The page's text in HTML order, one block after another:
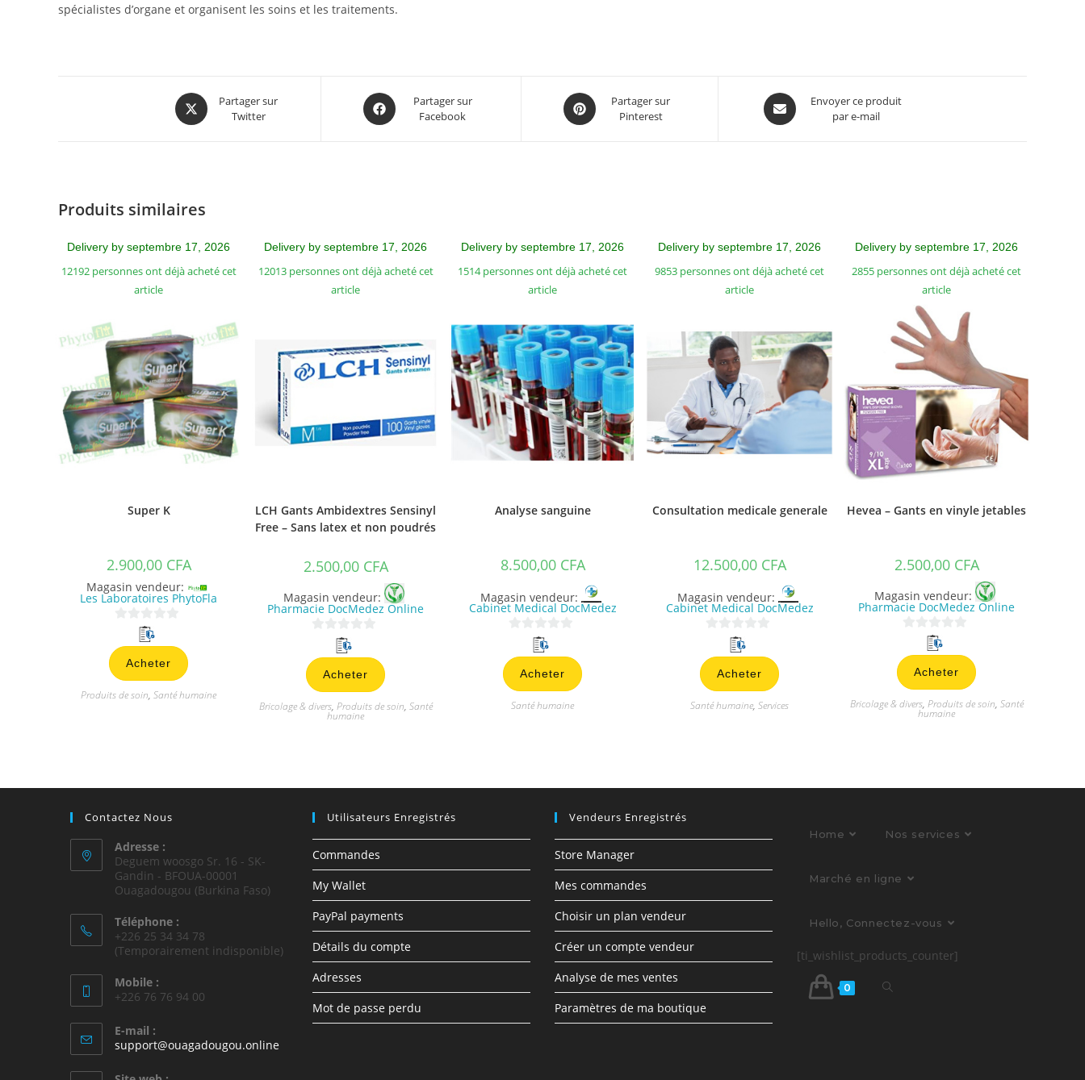
spécialistes d’organe et organisent les soins et les traitements.
Partager sur
Twitter
Partager sur
Facebook
Partager sur
Pinterest
Envoyer ce produit
par e-mail
Produits similaires
Delivery by septembre 17, 2026
12192 personnes ont déjà acheté cet
article
Super K
2.900,00 CFA
Magasin vendeur:
Les Laboratoires PhytoFla
s
r
5
Acheter
Produits de soin, Santé humaine
Delivery by septembre 17, 2026
12013 personnes ont déjà acheté cet
article
LCH Gants Ambidextres Sensinyl
Free – Sans latex et non poudrés
2.500,00 CFA
Magasin vendeur:
Pharmacie DocMedez Online
s
r
5
Acheter
Bricolage & divers, Produits de soin, Santé
humaine
Delivery by septembre 17, 2026
1514 personnes ont déjà acheté cet
article
Analyse sanguine
8.500,00 CFA
Magasin vendeur:
Cabinet Medical DocMedez
s
r
5
Acheter
Santé humaine
Delivery by septembre 17, 2026
9853 personnes ont déjà acheté cet
article
Consultation medicale generale
12.500,00 CFA
Magasin vendeur:
Cabinet Medical DocMedez
s
r
5
Acheter
Santé humaine, Services
Delivery by septembre 17, 2026
2855 personnes ont déjà acheté cet
article
Hevea – Gants en vinyle jetables
2.500,00 CFA
Magasin vendeur:
Pharmacie DocMedez Online
s
r
5
Acheter
Bricolage & divers, Produits de soin, Santé
humaine
Contactez Nous
Adresse :
Deguem woosgo Sr. 16 - SK-
Gandin - BFOUA-00001
Ouagadougou (Burkina Faso)
Téléphone :
+226 25 34 34 78
(Temporairement indisponible)
Mobile :
+226 76 76 94 00
E-mail :
support@ouagadougou.online
Utilisateurs Enregistrés
Commandes
My Wallet
PayPal payments
Détails du compte
Adresses
Mot de passe perdu
Vendeurs Enregistrés
Store Manager
Mes commandes
Choisir un plan vendeur
Créer un compte vendeur
Analyse de mes ventes
Paramètres de ma boutique
Home Nos services
Marché en ligne
Hello, Connectez-vous
[ti_wishlist_products_counter]
0